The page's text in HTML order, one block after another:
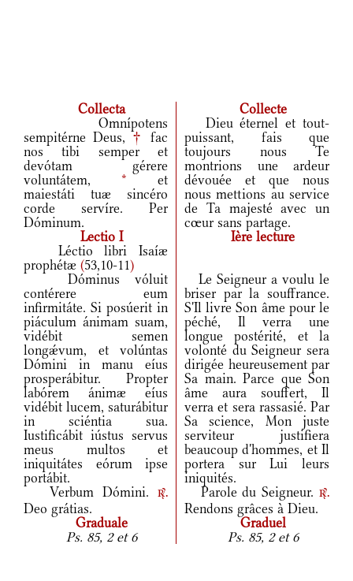
Collecta
Collecte
Omnípotens
sempitérne Deus, †
fac
nos tibi semper et
devótam gérere
voluntátem, * et
maiestáti tuæ sincéro
corde servíre. Per
Dóminum.
Dieu éternel et tout-
puissant, fais que
toujours nous Te
montrions une ardeur
dévouée et que nous
nous mettions au service
de Ta majesté avec un
cœur sans partage.
Lectio I
Ière lecture
Léctio libri Isaíæ
prophétæ (53,10-11)
Dóminus vóluit
contérere eum
infirmitáte. Si posúerit in
piáculum ánimam suam,
vidébit semen
longǽvum, et volúntas
Dómini in manu eíus
prosperábitur. Propter
labórem ánimæ eíus
vidébit lucem, saturábitur
in sciéntia sua.
Iustificábit iústus servus
meus multos et
iniquitátes eórum ipse
portábit.
Le Seigneur a voulu le
briser par la souffrance.
S'Il livre Son âme pour le
péché, Il verra une
longue postérité, et la
volonté du Seigneur sera
dirigée heureusement par
Sa main. Parce que Son
âme aura souffert, Il
verra et sera rassasié. Par
Sa science, Mon juste
serviteur justifiera
beaucoup d'hommes, et Il
portera sur Lui leurs
iniquités.
Verbum Dómini.
r.
Deo grátias.
Parole du Seigneur. r.
Rendons grâces à Dieu.
Graduale
Graduel
Ps. 85, 2 et 6
Ps. 85, 2 et 6